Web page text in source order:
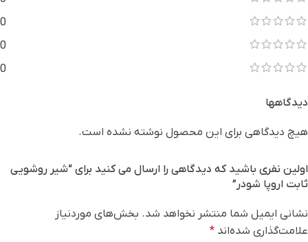
0
0
0
دیدگاهها
هیچ دیدگاهی برای این محصول نوشته نشده است.
اولین نفری باشید که دیدگاهی را ارسال می کنید برای “شیر روشویی
ثابت اروپا شودر”
نشانی ایمیل شما منتشر نخواهد شد. بخش‌های موردنیاز
علامت‌گذاری شده‌اند *